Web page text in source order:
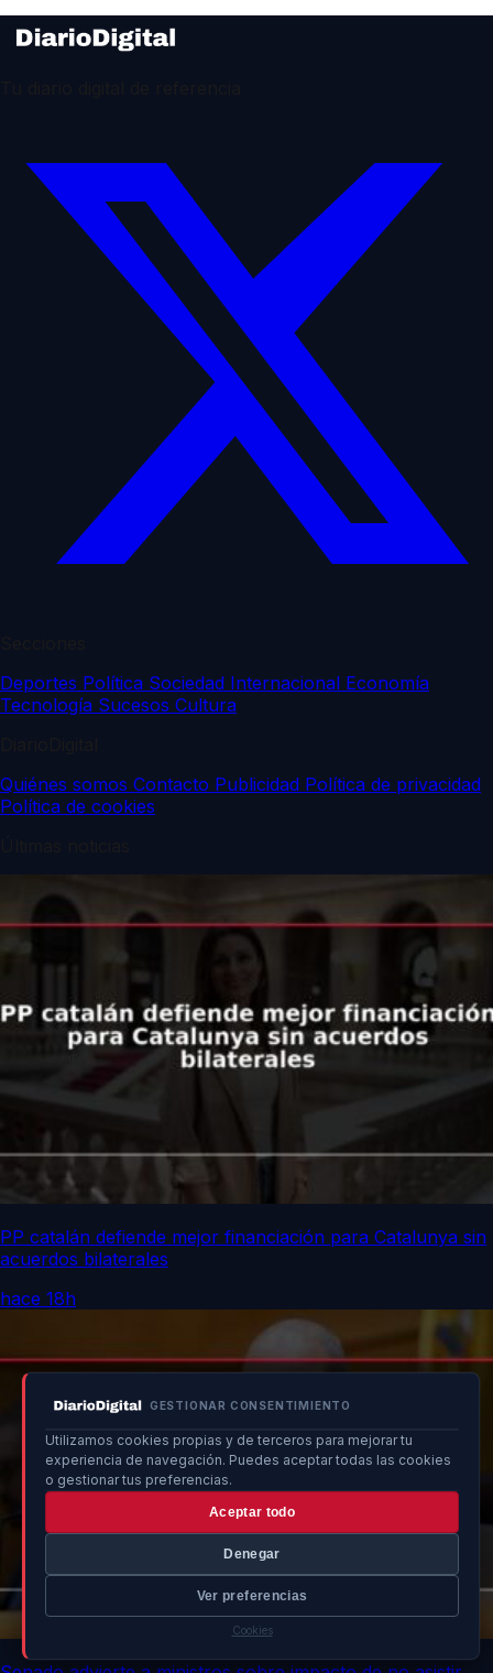
GESTIONAR CONSENTIMIENTO
Utilizamos cookies propias y de terceros para mejorar tu
experiencia de navegación. Puedes aceptar todas las cookies
o gestionar tus preferencias.
Aceptar todo
Denegar
Ver preferencias
Cookies
Deportes Política Sociedad Internacional Economía
Tecnología Sucesos Cultura
Quiénes somos Contacto Publicidad Política de privacidad
Política de cookies
PP catalán defiende mejor financiación para Catalunya sin
acuerdos bilaterales
hace 18h